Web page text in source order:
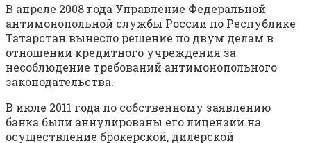
В апреле 2008 года Управление Федеральной
антимонопольной службы России по Республике
Татарстан вынесло решение по двум делам в
отношении кредитного учреждения за
несоблюдение требований антимонопольного
законодательства.
В июле 2011 года по собственному заявлению
банка были аннулированы его лицензии на
осуществление брокерской, дилерской